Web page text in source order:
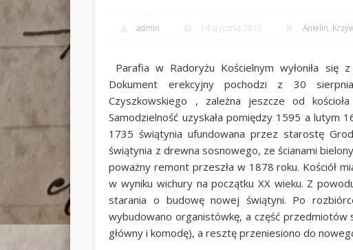
admin 14 stycznia 2015 Anielin,
Parafia w Radoryżu Kościelnym wyłoniła się
Dokument erekcyjny pochodzi z 30
Czyszkowskiego , zależna jeszcze od
Samodzielność uzyskała pomiędzy 1595 a lutym
1735 świątynia ufundowana przez starostę
świątynia z drewna sosnowego, ze ścianami
poważny remont przeszła w 1878 roku. Kościół
w wyniku wichury na początku XX wieku. Z
starania o budowę nowej świątyni. Po
wybudowano organistówkę, a część
główny i komodę), a resztę przeniesiono do